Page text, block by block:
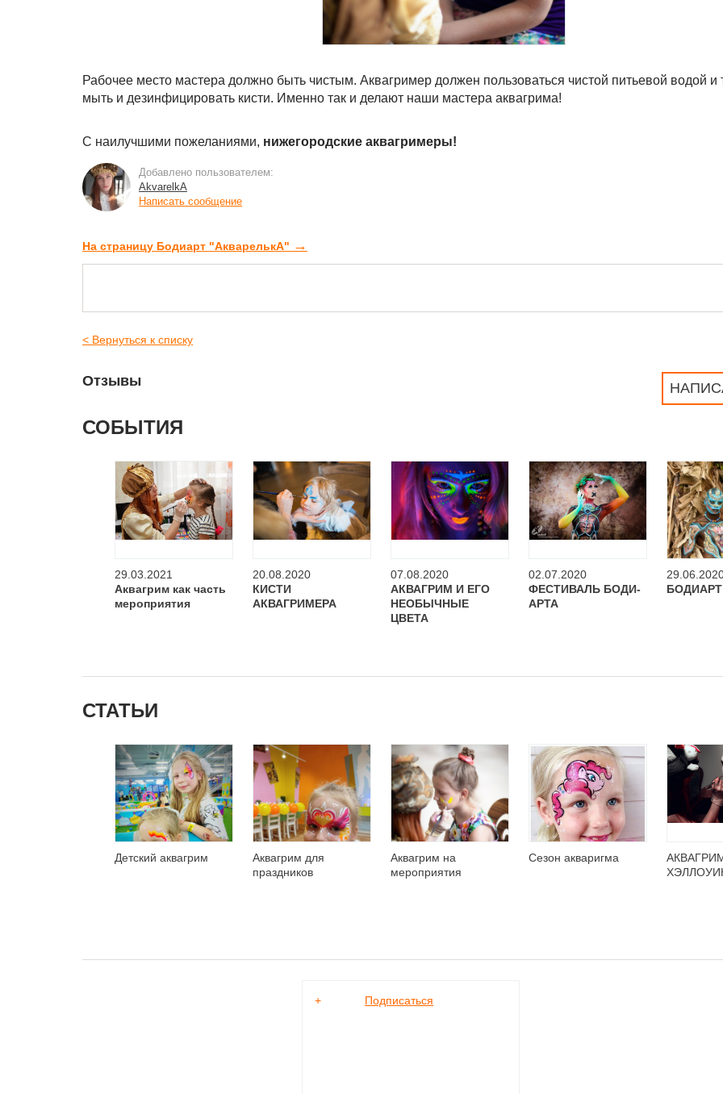
Рабочее место мастера должно быть чистым. Аквагример должен пользоваться чистой питьевой водой и
мыть и дезинфицировать кисти. Именно так и делают наши мастера аквагрима!
С наилучшими пожеланиями, нижегородские аквагримеры!
Добавлено пользователем:
AkvarelkA
Написать сообщение
На страницу Бодиарт "АкварелькА" →
< Вернуться к списку
Отзывы
СОБЫТИЯ
29.03.2021
Аквагрим как часть
мероприятия
20.08.2020
КИСТИ
АКВАГРИМЕРА
07.08.2020
АКВАГРИМ И ЕГО
НЕОБЫЧНЫЕ
ЦВЕТА
02.07.2020
ФЕСТИВАЛЬ БОДИ-
АРТА
СТАТЬИ
Детский аквагрим
Аквагрим для
праздников
Аквагрим на
мероприятия
Сезон акваригма
+ Подписаться